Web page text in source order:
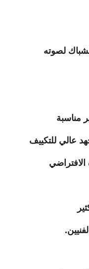
لصوته
مناسبة
عالي للتكييف